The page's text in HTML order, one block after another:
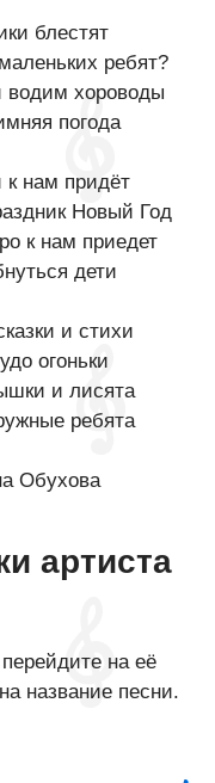
блестят
ребят?
хороводы
погода
к нам придёт
Новый Год
к нам приедет
дети
и стихи
огоньки
и лисята
ребята
Обухова
артиста
на её
название песни.